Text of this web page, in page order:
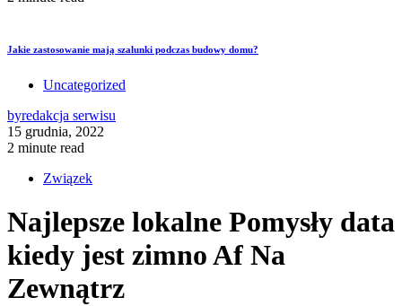
Jakie zastosowanie mają szalunki podczas budowy domu?
Uncategorized
byredakcja serwisu
15 grudnia, 2022
2 minute read
Związek
Najlepsze lokalne Pomysły data
kiedy jest zimno Af Na
Zewnątrz